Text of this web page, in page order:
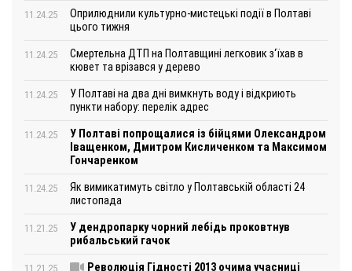
11.24.25
Оприлюднили культурно-мистецькі події в Полтаві
цього тижня
11.24.25
Смертельна ДТП на Полтавщині легковик з‘їхав в
кювет та врізався у дерево
11.24.25
У Полтаві на два дні вимкнуть воду і відкриють
пункти набору: перелік адрес
11.24.25
У Полтаві попрощалися із бійцями Олександром
Іващенком, Дмитром Кисличенком та Максимом
Гончаренком
11.24.25
Як вимикатимуть світло у Полтавській області 24
листопада
11.21.25
У дендропарку чорний лебідь проковтнув
рибальський гачок
11.21.25 Революція Гідності 2013 очима учасниці